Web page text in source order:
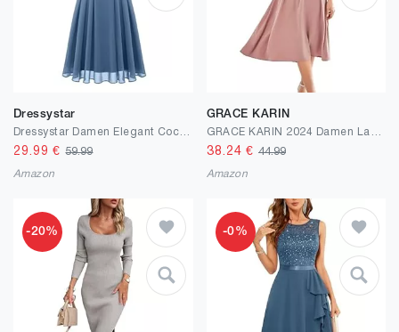
Dressystar
29.99 €59.99
Amazon
GRACE KARIN
38.24 € 44.99
Amazon
-20% -0%